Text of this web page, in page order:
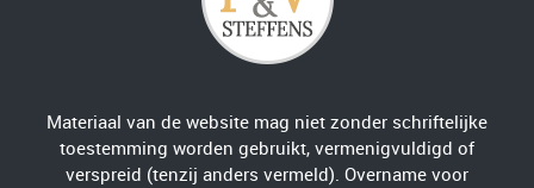
Materiaal van de website mag niet zonder schriftelijke
toestemming worden gebruikt, vermenigvuldigd of
verspreid (tenzij anders vermeld). Overname voor